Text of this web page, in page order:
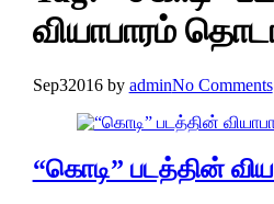
வியாபாரம்
Sep32016by adminNo Comments
“கொடி” படத்தின்